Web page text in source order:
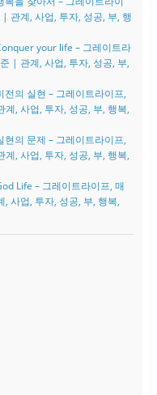
관계, 사업, 투자, 성공, 부, 행
your life – 그레이트라
| 관계, 사업, 투자, 성공, 부,
의 실현 – 그레이트라이프,
, 사업, 투자, 성공, 부, 행복,
의 문제 – 그레이트라이프,
, 사업, 투자, 성공, 부, 행복,
Life – 그레이트라이프, 매
사업, 투자, 성공, 부, 행복,